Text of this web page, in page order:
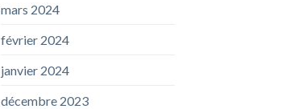
mars 2024
février 2024
janvier 2024
décembre 2023